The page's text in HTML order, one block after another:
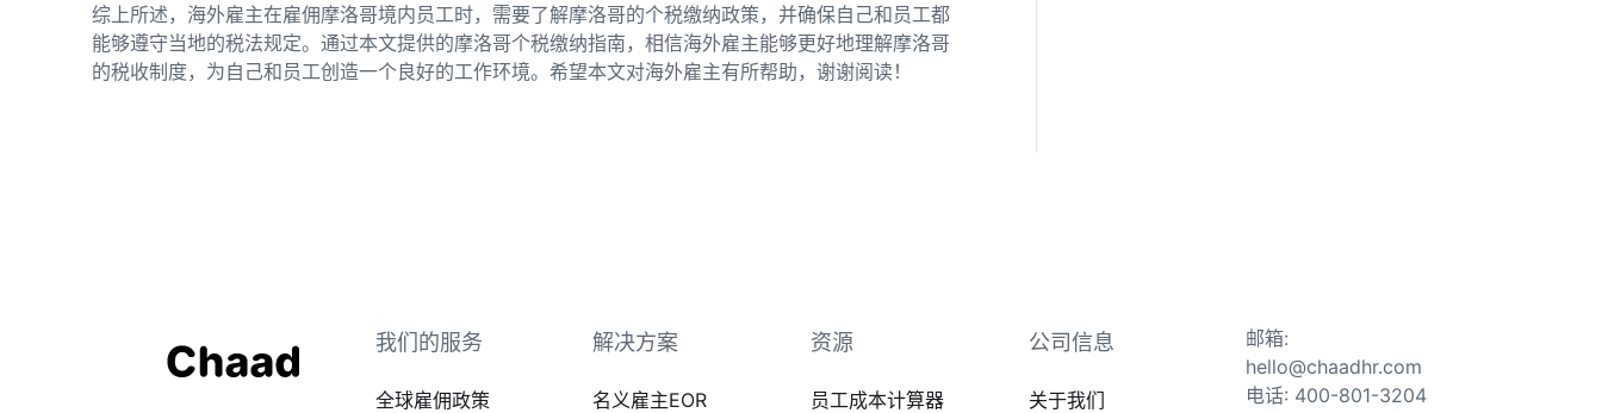
综上所述，海外雇主在雇佣摩洛哥境内员工时，需要了解摩洛哥的个税缴纳政策，并确保自己和员工都
能够遵守当地的税法规定。通过本文提供的摩洛哥个税缴纳指南，相信海外雇主能够更好地理解摩洛哥
的税收制度，为自己和员工创造一个良好的工作环境。希望本文对海外雇主有所帮助，谢谢阅读！
我们的服务
全球雇佣政策
解决方案
名义雇主EOR
资源
员工成本计算器
公司信息
关于我们
邮箱:
hello@chaadhr.com
电话: 400-801-3204